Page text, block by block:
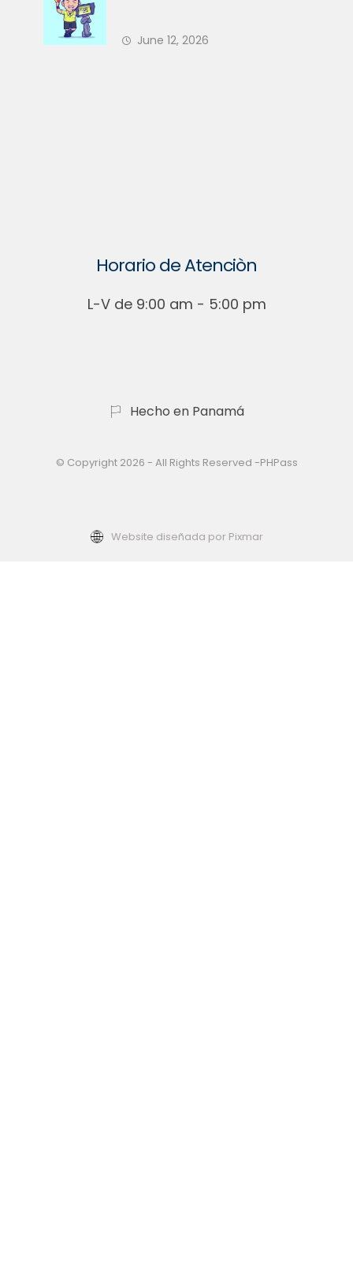
Su PH Preparado?
June 12, 2026
Horario de Atenciòn
L-V de 9:00 am - 5:00 pm
Hecho en Panamá
© Copyright 2026 - All Rights Reserved -PHPass
Website diseñada por Pixmar